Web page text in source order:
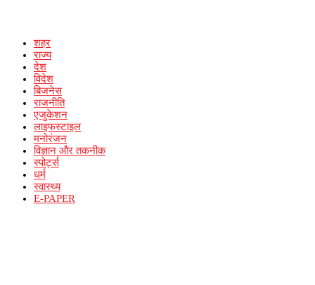
शहर
राज्य
देश
विदेश
बिजनेस
राजनीति
एजुकेशन
लाइफस्टाइल
मनोरंजन
विज्ञान और तकनीक
स्पोर्ट्स
धर्म
स्वास्थ्य
E-PAPER